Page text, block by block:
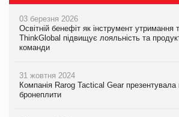
03 березня 2026
Освітній бенефіт як інструмент утримання
ThinkGlobal підвищує лояльність та
команди
31 жовтня 2024
Компанія Rarog Tactical Gear презентувала
бронеплити